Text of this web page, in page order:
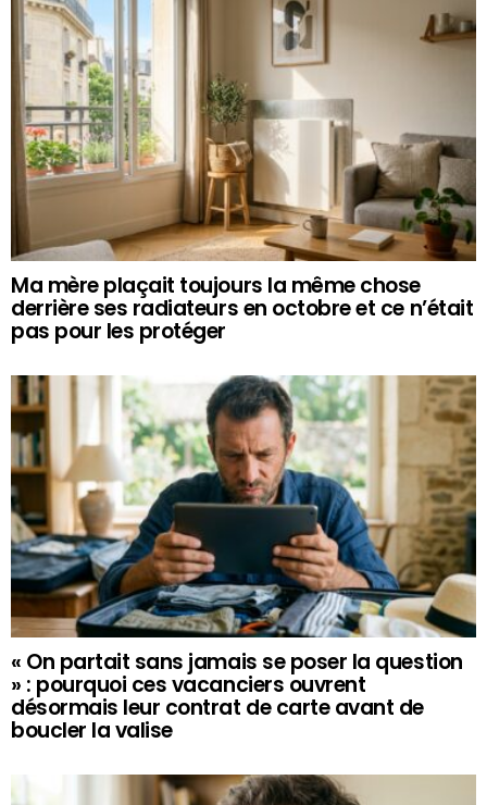
Ma mère plaçait toujours la même chose
derrière ses radiateurs en octobre et ce n’était
pas pour les protéger
« On partait sans jamais se poser la question
» : pourquoi ces vacanciers ouvrent
désormais leur contrat de carte avant de
boucler la valise